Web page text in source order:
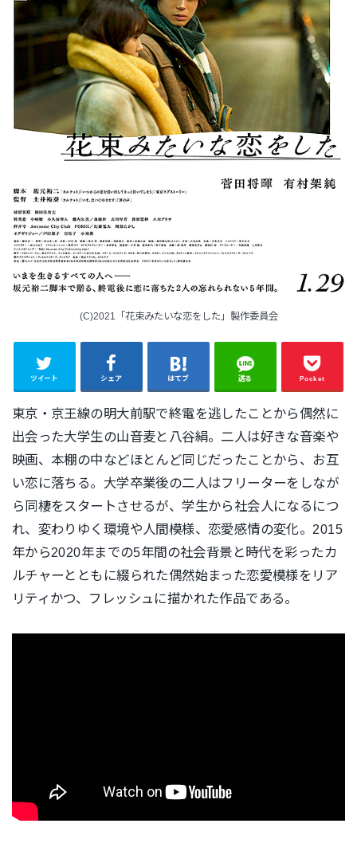
(C)2021「花束みたいな恋をした」製作委員会
ツイート シェア はてブ 送る Pocket
東京・京王線の明大前駅で終電を逃したことから偶然に
出会った大学生の山音麦と八谷絹。二人は好きな音楽や
映画、本棚の中などほとんど同じだったことから、お互
い恋に落ちる。大学卒業後の二人はフリーターをしなが
ら同棲をスタートさせるが、学生から社会人になるにつ
れ、変わりゆく環境や人間模様、恋愛感情の変化。2015
年から2020年までの5年間の社会背景と時代を彩ったカ
ルチャーとともに綴られた偶然始まった恋愛模様をリア
リティかつ、フレッシュに描かれた作品である。